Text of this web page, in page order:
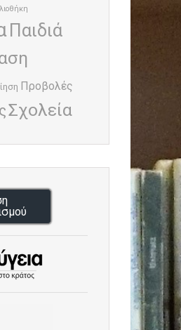
Παιδιά
Προβολές
Σχολεία